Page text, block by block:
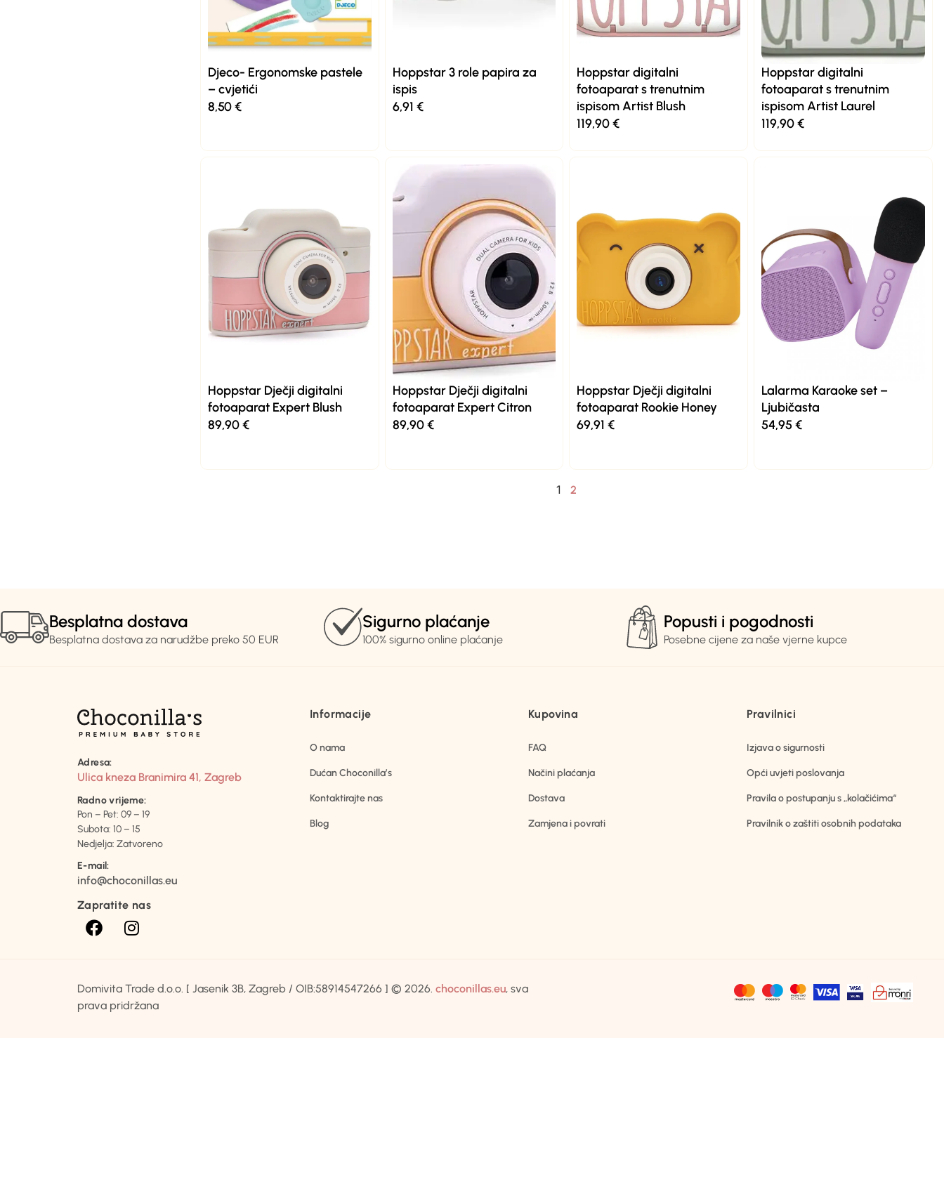
Djeco- Ergonomske pastele
– cvjetići
8,50€
Hoppstar 3 role papira za
ispis
6,91 €
Hoppstar digitalni
fotoaparat s trenutnim
ispisom Artist Blush
119,90€
Hoppstar digitalni
fotoaparat s trenutnim
ispisom Artist Laurel
119,90€
Hoppstar Dječji digitalni
fotoaparat Expert Blush
89,90€
Hoppstar Dječji digitalni
fotoaparat Expert Citron
89,90€
Hoppstar Dječji digitalni
fotoaparat Rookie Honey
69,91€
Lalarma Karaoke set –
Ljubičasta
54,95€
1 2
Besplatna dostava
Besplatna dostava za narudžbe preko 50 EUR
Sigurno plaćanje
100% sigurno online plaćanje
Popusti i pogodnosti
Posebne cijene za naše vjerne kupce
Adresa:
Ulica kneza Branimira 41, Zagreb
Radno vrijeme:
Pon – Pet: 09 – 19
Subota: 10 – 15
Nedjelja: Zatvoreno
E-mail:
info@choconillas.eu
Zapratite nas
Informacije
O nama
Dućan Choconilla’s
Kontaktirajte nas
Blog
Kupovina
FAQ
Načini plaćanja
Dostava
Zamjena i povrati
Pravilnici
Izjava o sigurnosti
Opći uvjeti poslovanja
Pravila o postupanju s „kolačićima“
Pravilnik o zaštiti osobnih podataka
Domivita Trade d.o.o. [ Jasenik 3B, Zagreb / OIB:58914547266 ] © 2026. choconillas.eu, sva
prava pridržana